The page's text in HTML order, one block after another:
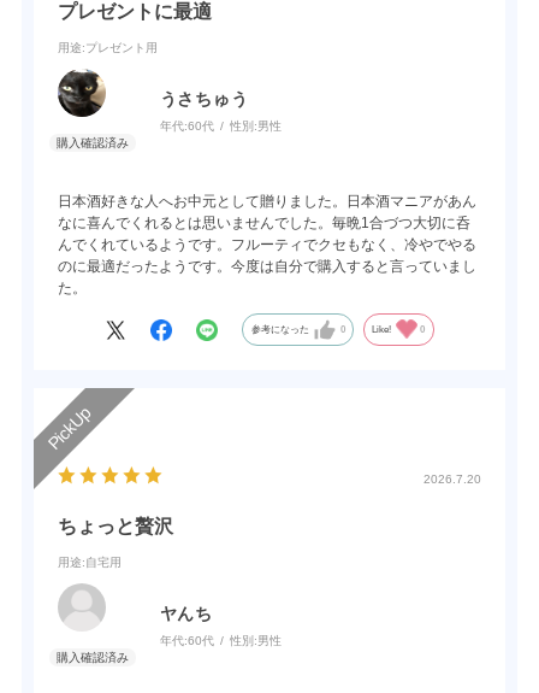
プレゼントに最適
用途:プレゼント用
うさちゅう
年代:60代 性別:男性
日本酒好きな人へお中元として贈りました。日本酒マニアがあん
なに喜んでくれるとは思いませんでした。毎晩1合づつ大切に呑
んでくれているようです。フルーティでクセもなく、冷やでやる
のに最適だったようです。今度は自分で購入すると言っていまし
た。
参考になった 0 Like! 0
2026.7.20
ちょっと贅沢
用途:自宅用
ヤんち
年代:60代 性別:男性